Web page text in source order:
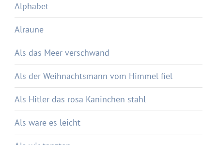
Alphabet
Alraune
Als das Meer verschwand
Als der Weihnachtsmann vom Himmel fiel
Als Hitler das rosa Kaninchen stahl
Als wäre es leicht